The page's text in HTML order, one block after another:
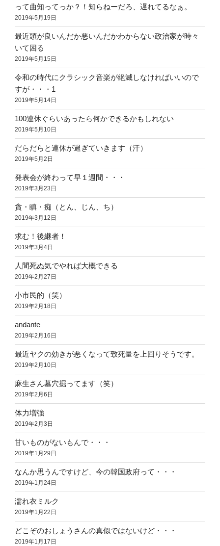
って曲知ってっか？！知らねーだろ、遅れてるなぁ。
2019年5月19日
最近頭が良いんだか悪いんだかわからない政治家が時々
いて困る
2019年5月15日
令和の時代にクラシック音楽が絶滅しなければいいので
すが・・・1
2019年5月14日
100連休ぐらいあったら何かできるかもしれない
2019年5月10日
だらだらと連休が過ぎていきます（汗）
2019年5月2日
発表会が終わって早１週間・・・
2019年3月23日
貪・瞋・痴（とん、じん、ち）
2019年3月12日
求む！後継者！
2019年3月4日
人間死ぬ気でやれば大概できる
2019年2月27日
小市民的（笑）
2019年2月18日
andante
2019年2月16日
最近ヤクの効きが悪くなって致死量を上回りそうです。
2019年2月10日
麻生さん墓穴掘ってます（笑）
2019年2月6日
体力増強
2019年2月3日
甘いものがないもんで・・・
2019年1月29日
なんか思うんですけど、今の韓国政府って・・・
2019年1月24日
濡れ衣ミルク
2019年1月22日
どこぞのおしょうさんの真似ではないけど・・・
2019年1月17日